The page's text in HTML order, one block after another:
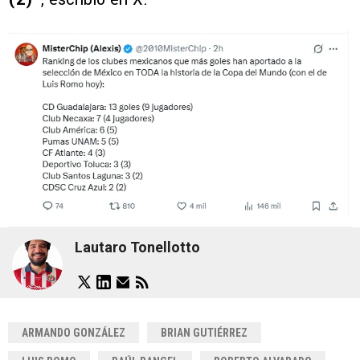
Lautaro Tonellotto
ARMANDO GONZÁLEZ BRIAN GUTIÉRREZ